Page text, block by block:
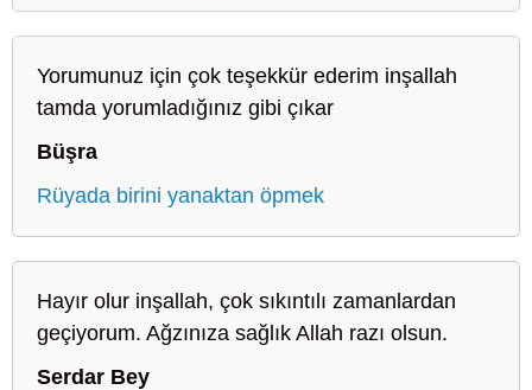
Yorumunuz için çok teşekkür ederim inşallah
tamda yorumladığınız gibi çıkar
Büşra
Rüyada birini yanaktan öpmek
Hayır olur inşallah, çok sıkıntılı zamanlardan
geçiyorum. Ağzınıza sağlık Allah razı olsun.
Serdar Bey